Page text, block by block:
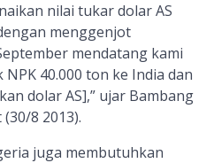
nilai tukar dolar AS
menggenjot
mendatang kami
40.000 ton ke India dan
dolar AS],” ujar Bambang
8 2013).
juga membutuhkan